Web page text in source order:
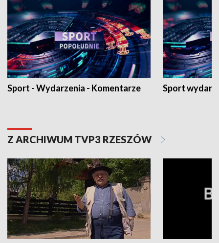
Sport - Wydarzenia - Komentarze Sport
Z ARCHIWUM TVP3 RZESZÓW